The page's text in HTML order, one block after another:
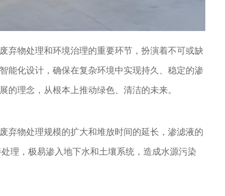
弃物处理和环境治理的重要环节，扮演着不可或缺
能化设计，确保在复杂环境中实现持久、稳定的渗
理念，从根本上推动绿色、清洁的未来。
弃物处理规模的扩大和堆放时间的延长，渗滤液的
理，极易渗入地下水和土壤系统，造成水源污染